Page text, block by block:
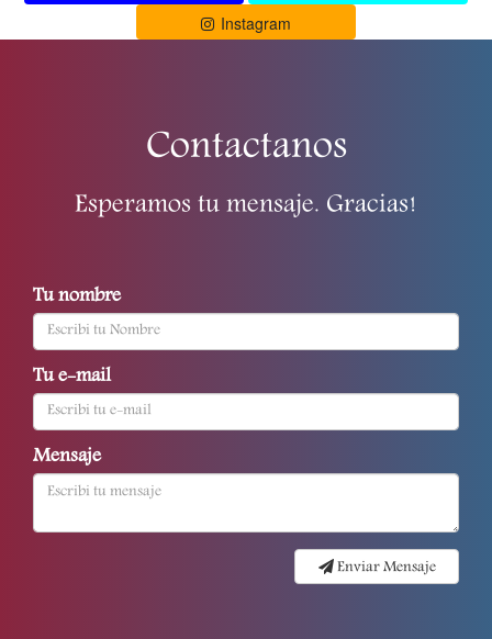
Instagram
Contactanos
Esperamos tu mensaje. Gracias!
Tu nombre
Tu e-mail
Mensaje
Enviar Mensaje